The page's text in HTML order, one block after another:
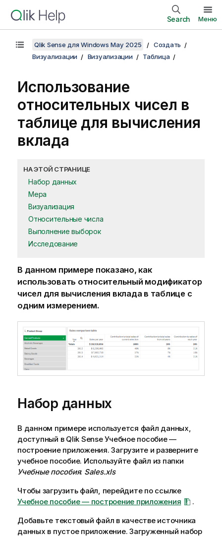
Search Меню
Qlik Sense для Windows May 2025
Создать
Визуализации
Визуализации Таблица
Использование
относительных чисел в
таблице для вычисления
вклада
НА ЭТОЙ СТРАНИЦЕ
Набор данных
Мера
Визуализация
Относительные числа
Выполнение выборок
Исследование
В данном примере показано, как
использовать относительный модификатор
чисел для вычисления вклада в таблице с
одним измерением.
Набор данных
В данном примере используется файл данных,
доступный в Qlik SenseУчебное пособие —
построение приложения. Загрузите и разверните
учебное пособие. Используйте файл из папки
Учебные пособия: Sales.xls
Чтобы загрузить файл, перейдите по ссылке
Учебное пособие — построение приложения
.
Добавьте текстовый файл в качестве источника
данных в пустое приложение. Загруженный набор